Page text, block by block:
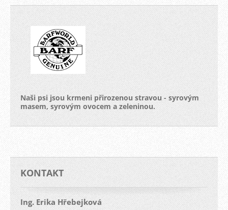
Naši psi jsou krmeni přirozenou stravou - syrovým
masem, syrovým ovocem a zeleninou.
KONTAKT
Ing. Erika Hřebejková